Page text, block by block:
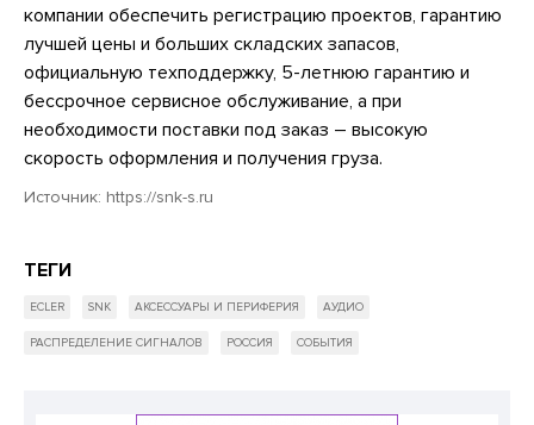
компании обеспечить регистрацию проектов, гарантию
лучшей цены и больших складских запасов,
официальную техподдержку, 5-летнюю гарантию и
бессрочное сервисное обслуживание, а при
необходимости поставки под заказ – высокую
скорость оформления и получения груза.
Источник: https://snk-s.ru
ТЕГИ
ECLER SNK АКСЕССУАРЫ И ПЕРИФЕРИЯ АУДИО
РАСПРЕДЕЛЕНИЕ СИГНАЛОВ РОССИЯ СОБЫТИЯ